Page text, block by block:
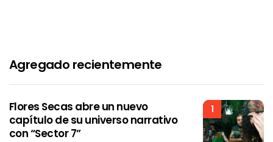
Agregado recientemente
1
Flores Secas abre un nuevo
capítulo de su universo narrativo
con “Sector 7”